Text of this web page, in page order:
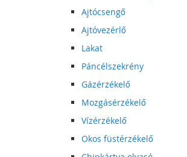
Ajtócsengő
Ajtóvezérlő
Lakat
Páncélszekrény
Gázérzékelő
Mozgásérzékelő
Vízérzékelő
Okos füstérzékelő